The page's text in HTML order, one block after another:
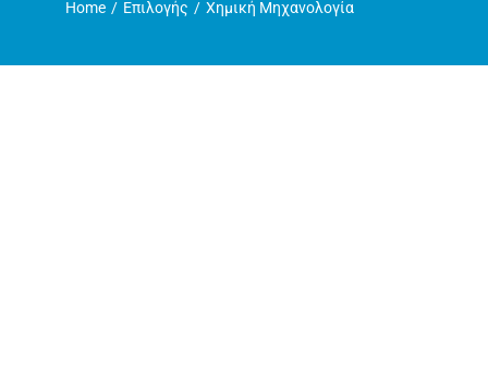
Η ζωή στο Τμήμα
Home Επιλογής Χημική Μηχανολογία